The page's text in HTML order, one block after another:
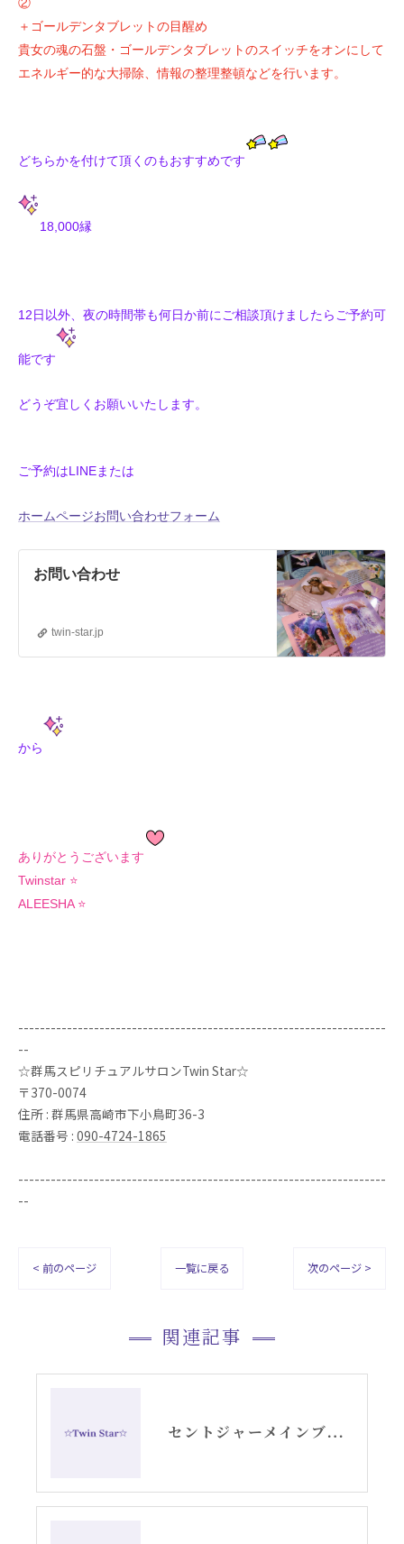
②
＋ゴールデンタブレットの目醒め
貴女の魂の石盤・ゴールデンタブレットのスイッチをオンにして
エネルギー的な大掃除、情報の整理整頓などを行います。
どちらかを付けて頂くのもおすすめです
18,000縁
12日以外、夜の時間帯も何日か前にご相談頂けましたらご予約可
能です
どうぞ宜しくお願いいたします。
ご予約はLINEまたは
ホームページお問い合わせフォーム
お問い合わせ
twin-star.jp
から
ありがとうございます
Twinstar ⭐️
ALEESHA ⭐️
--------------------------------------------------------------------
--
☆群馬スピリチュアルサロンTwin Star☆
〒370-0074
住所 : 群馬県高崎市下小鳥町36-3
電話番号 : 090-4724-1865
--------------------------------------------------------------------
--
< 前のページ 一覧に戻る 次のページ >
関連記事
セントジャーメインブレッシングカードGSVFグリッド